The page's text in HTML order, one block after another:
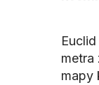
metra
mapy